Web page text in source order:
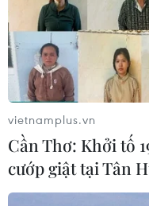
vietnamplus.vn
Cần Thơ: Khởi tố
cướp giật tại Tân